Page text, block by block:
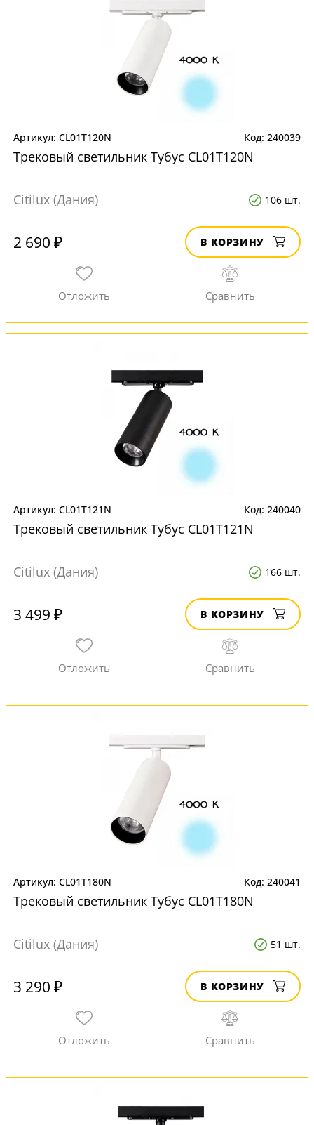
CL01T120N 240039
Трековый светильник Тубус CL01T120N
Citilux (Дания) 106 шт.
2 690 ₽ В КОРЗИНУ
CL01T121N 240040
Трековый светильник Тубус CL01T121N
Citilux (Дания) 166 шт.
3 499 ₽ В КОРЗИНУ
CL01T180N 240041
Трековый светильник Тубус CL01T180N
Citilux (Дания) 51 шт.
3 290 ₽ В КОРЗИНУ